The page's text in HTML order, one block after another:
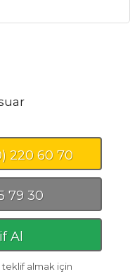
220 60 70
79 30
Al
teklif almak için